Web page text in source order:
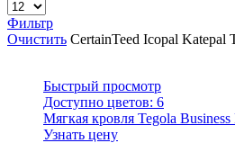
Фильтр
Очистить CertainTeed Icopal Katepal
Быстрый просмотр
Доступно цветов: 6
Мягкая кровля Tegola Business
Узнать цену